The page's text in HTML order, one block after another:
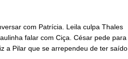
com Patrícia. Leila culpa Thales
falar com Ciça. César pede para
a Pilar que se arrependeu de ter saído